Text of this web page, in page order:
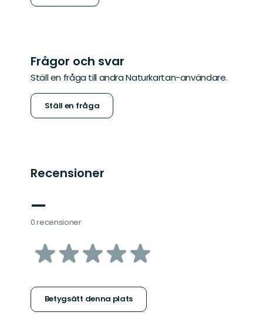
Frågor och svar
Ställ en fråga till andra Naturkartan-användare.
Ställ en fråga
Recensioner
—
0 recensioner
av
stjärnor
Betygsätt denna plats